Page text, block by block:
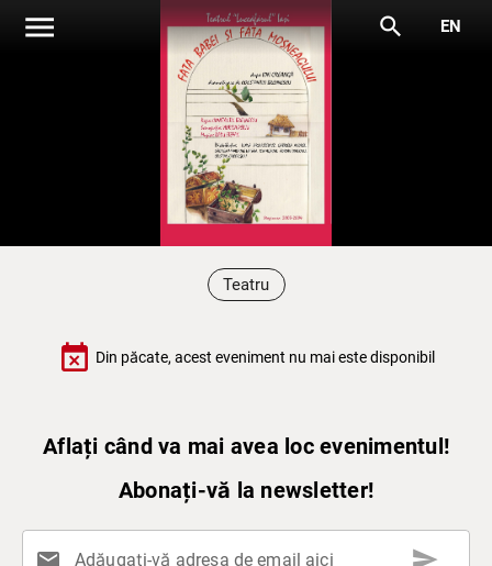
menu search EN
Teatru
event_busy Din păcate, acest eveniment nu mai este disponibil
Aflați când va mai avea loc evenimentul!
Abonați-vă la newsletter!
mail Adăugați-vă adresa de email aici send